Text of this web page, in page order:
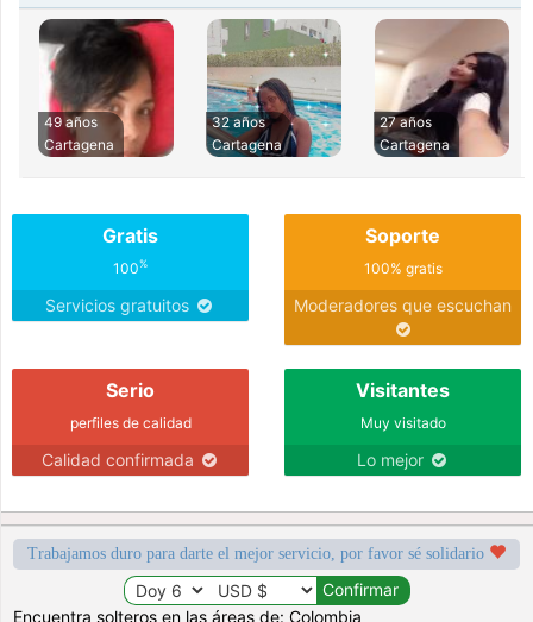
49 años
Cartagena
32 años
Cartagena
27 años
Cartagena
Gratis
100%
Servicios gratuitos
Soporte
100% gratis
Moderadores que escuchan
Serio
perfiles de calidad
Calidad confirmada
Visitantes
Muy visitado
Lo mejor
Trabajamos duro para darte el mejor servicio, por favor sé solidario
Encuentra solteros en las áreas de: Colombia